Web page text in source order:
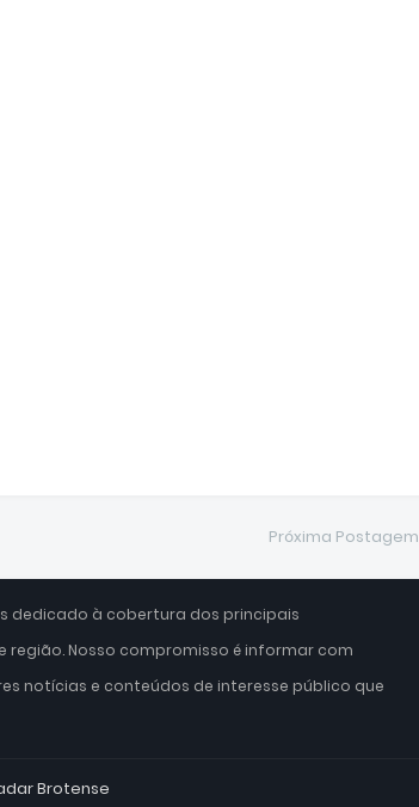
Próxima Postagem
dedicado à cobertura dos principais
Nosso compromisso é informar com
notícias e conteúdos de interesse público que
Brotense